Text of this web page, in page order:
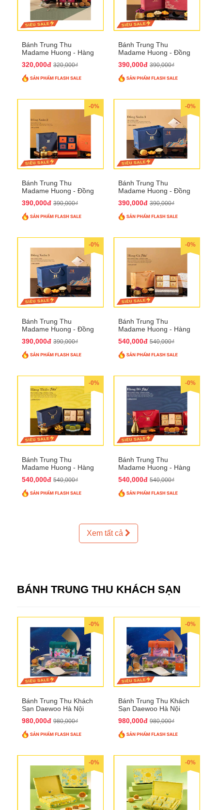
Bánh Trung Thu
Madame Huong - Hàng
320,000đ 320,000₫
Bánh Trung Thu
Madame Huong - Đồng
390,000đ 390,000₫
-0%
Bánh Trung Thu
Madame Huong - Đồng
390,000đ 390,000₫
-0%
Bánh Trung Thu
Madame Huong - Đồng
390,000đ 390,000₫
-0%
Bánh Trung Thu
Madame Huong - Đồng
390,000đ 390,000₫
-0%
Bánh Trung Thu
Madame Huong - Hàng
540,000đ 540,000₫
-0%
Bánh Trung Thu
Madame Huong - Hàng
540,000đ 540,000₫
-0%
Bánh Trung Thu
Madame Huong - Hàng
540,000đ 540,000₫
Xem tất cả
BÁNH TRUNG THU KHÁCH SẠN
-0%
Bánh Trung Thu Khách
Sạn Daewoo Hà Nội
QTTT30
980,000đ 980,000₫
-0%
Bánh Trung Thu Khách
Sạn Daewoo Hà Nội
QTTT31
980,000đ 980,000₫
-0% -0%